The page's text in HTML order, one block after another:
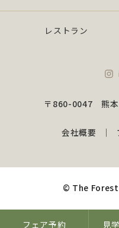
フェア予約 見
安全措置を講じ、個
保するために諸政策
情報管理の役割
とします
（2）物理的安全措置
漏えい、滅失又
レストラン
会社概要
〒860-0047 熊本
© The